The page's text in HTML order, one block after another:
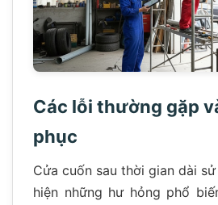
Các lỗi thường gặp
phục
Cửa cuốn sau thời gian dài
hiện những hư hỏng phổ